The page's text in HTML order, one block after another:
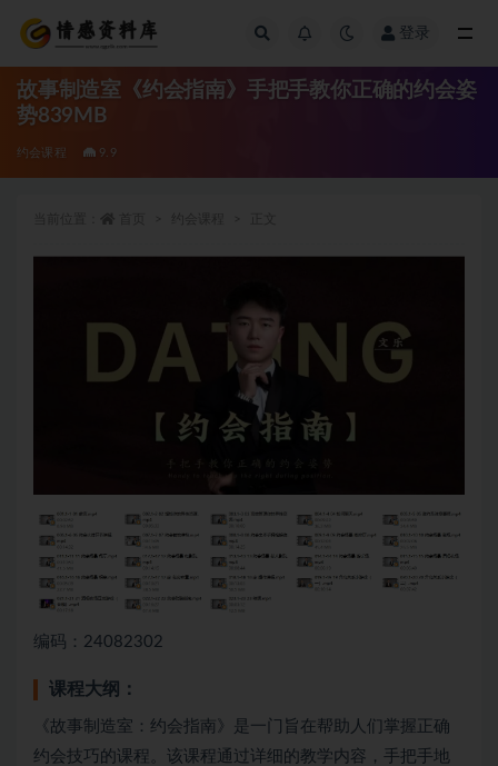
登录
故事制造室《约会指南》手把手教你正确的约会姿
势839MB
约会课程 9.9
编码：24082302
课程大纲：
《故事制造室：约会指南》是一门旨在帮助人们掌握正确
约会技巧的课程。该课程通过详细的教学内容，手把手地